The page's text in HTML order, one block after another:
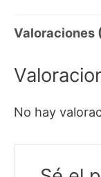
Valoraciones
No hay